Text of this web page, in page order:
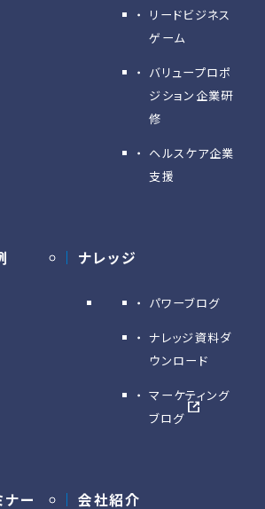
リードビジネス
ゲーム
バリュープロポ
ジション企業研
修
ヘルスケア企業
支援
ナレッジ
パワーブログ
ナレッジ資料ダ
ウンロード
マーケティング
ブログ
ナー 会社紹介